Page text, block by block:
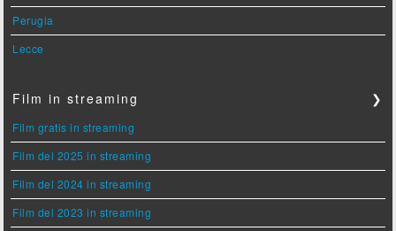
Perugia
Lecce
Film in streaming ❯
Film gratis in streaming
Film del 2025 in streaming
Film del 2024 in streaming
Film del 2023 in streaming